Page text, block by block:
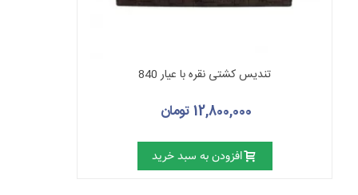
تندیس کشتی نقره با عیار 840
12,800,000 تومان
افزودن به سبد خرید